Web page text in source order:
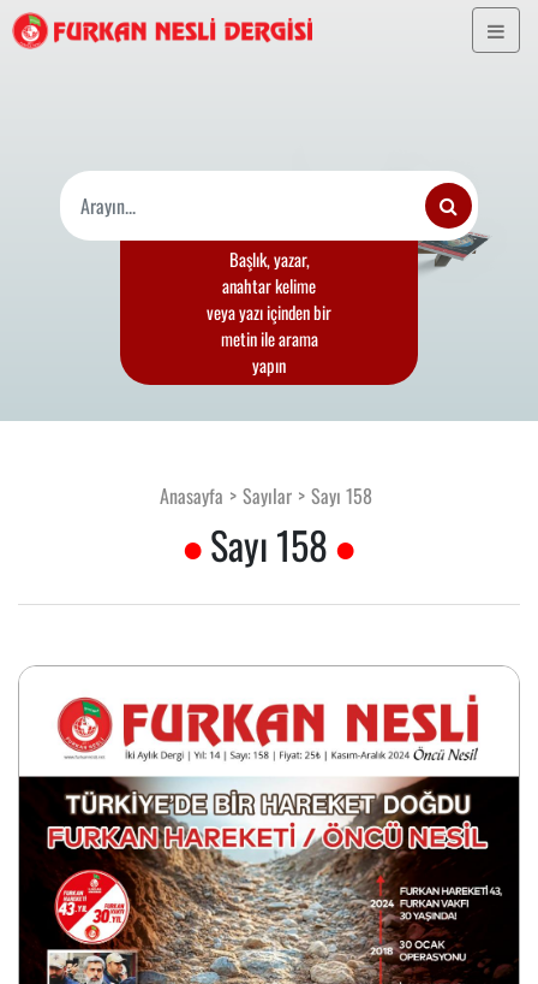
Başlık, yazar,
anahtar kelime
veya yazı içinden bir
metin ile arama
yapın
Anasayfa Sayılar Sayı 158
Sayı 158